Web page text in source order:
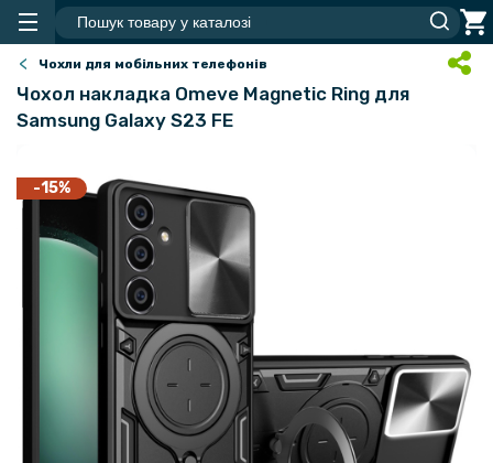
Чохли для мобільних телефонів
Чохол накладка Omeve Magnetic Ring для
Samsung Galaxy S23 FE
-15%